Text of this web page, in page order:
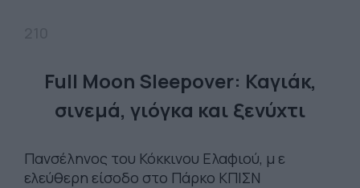
Full Moon Sleepover: Καγιάκ,
σινεμά, γιόγκα και ξενύχτι
Πανσέληνος του Κόκκινου Ελαφιού, μ ε
ελεύθερη είσοδο στο Πάρκο ΚΠΙΣΝ